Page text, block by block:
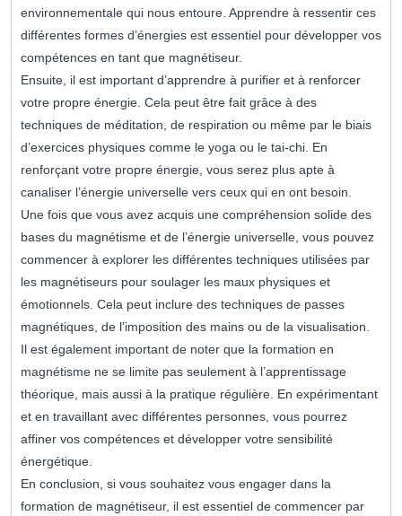
environnementale qui nous entoure. Apprendre à ressentir ces
différentes formes d’énergies est essentiel pour développer vos
compétences en tant que magnétiseur.
Ensuite, il est important d’apprendre à purifier et à renforcer
votre propre énergie. Cela peut être fait grâce à des
techniques de méditation, de respiration ou même par le biais
d’exercices physiques comme le yoga ou le tai-chi. En
renforçant votre propre énergie, vous serez plus apte à
canaliser l’énergie universelle vers ceux qui en ont besoin.
Une fois que vous avez acquis une compréhension solide des
bases du magnétisme et de l’énergie universelle, vous pouvez
commencer à explorer les différentes techniques utilisées par
les magnétiseurs pour soulager les maux physiques et
émotionnels. Cela peut inclure des techniques de passes
magnétiques, de l’imposition des mains ou de la visualisation.
Il est également important de noter que la formation en
magnétisme ne se limite pas seulement à l’apprentissage
théorique, mais aussi à la pratique régulière. En expérimentant
et en travaillant avec différentes personnes, vous pourrez
affiner vos compétences et développer votre sensibilité
énergétique.
En conclusion, si vous souhaitez vous engager dans la
formation de magnétiseur, il est essentiel de commencer par